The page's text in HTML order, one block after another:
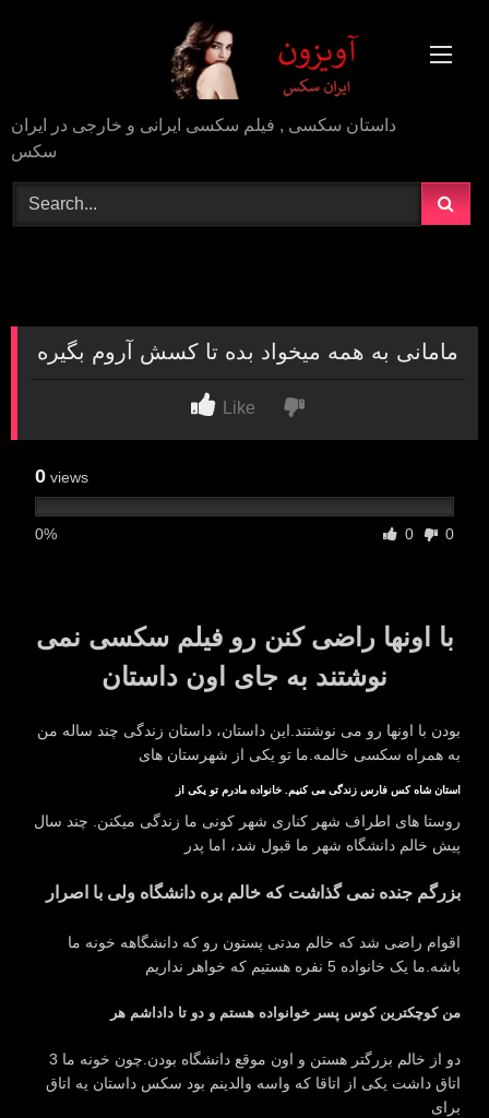
داستان سکسی , فیلم سکسی ایرانی و خارجی در ایران
سکس
مامانی به همه میخواد بده تا کسش آروم بگیره
Like
0 views
0% 0 0
با اونها راضی کنن رو فیلم سکسی نمی
نوشتند به جای اون داستان
بودن با اونها رو می نوشتند.این داستان، داستان زندگی چند ساله من
به همراه سکسی خالمه.ما تو یکی از شهرستان های
استان شاه کس فارس زندگی می کنیم. خانواده مادرم تو یکی از
روستا های اطراف شهر کناری شهر کونی ما زندگی میکنن. چند سال
پیش خالم دانشگاه شهر ما قبول شد، اما پدر
بزرگم جنده نمی گذاشت که خالم بره دانشگاه ولی با اصرار
اقوام راضی شد که خالم مدتی پستون رو که دانشگاهه خونه ما
باشه.ما یک خانواده 5 نفره هستیم که خواهر نداریم
من کوچکترین کوس پسر خوانواده هستم و دو تا داداشم هر
دو از خالم بزرگتر هستن و اون موقع دانشگاه بودن.چون خونه ما 3
اتاق داشت یکی از اتاقا که واسه والدینم بود سکس داستان یه اتاق
برای